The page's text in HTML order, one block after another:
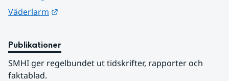
Väderlarm
Publikationer
SMHI ger regelbundet ut tidskrifter, rapporter och
faktablad.